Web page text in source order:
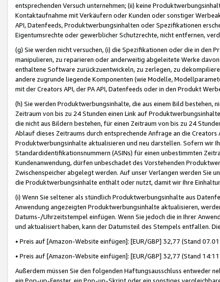
entsprechenden Versuch unternehmen; (ii) keine
Kontaktaufnahme mit Verkäufern oder Kunden oder sonstiger
API, Datenfeeds, Produktwerbungsinhalten oder Spezifikationen
Eigentumsrechte oder gewerblicher Schutzrechte, nicht entfernen,
(g) Sie werden nicht versuchen, (i) die Spezifikationen oder die in
manipulieren, zu reparieren oder anderweitig abgeleitete Werke
enthaltene Software zurückzuentwickeln, zu zerlegen, zu
andere zugrunde liegende Komponenten (wie Modelle,
mit der Creators API, der PA API, Datenfeeds oder in den Produkt
(h) Sie werden Produktwerbungsinhalte, die aus einem Bild bestehen,
Zeitraum von bis zu 24 Stunden einen Link auf
die nicht aus Bildern bestehen, für einen Zeitraum von bis zu 24
Ablauf dieses Zeitraums durch entsprechende Anfrage an die
Produktwerbungsinhalte aktualisieren und neu darstellen. Sofern wir
Standardidentifikationsnummern (ASINs) für einen unbestimmten
Kundenanwendung, dürfen unbeschadet des Vorstehenden
Zwischenspeicher abgelegt werden. Auf unser Verlangen werden Sie
die Produktwerbungsinhalte enthält oder nutzt, damit wir Ihre
(i) Wenn Sie seltener als stündlich Produktwerbungsinhalte aus
Anwendung angezeigten Produktwerbungsinhalte aktualisieren,
Datums-/Uhrzeitstempel einfügen. Wenn Sie jedoch die in Ihrer
und aktualisiert haben, kann der Datumsteil des Stempels entfallen.
• Preis auf [Amazon-Website einfügen]: [EUR/GBP] 32,77 (Stand
• Preis auf [Amazon-Website einfügen]: [EUR/GBP] 32,77 (Stand
Außerdem müssen Sie den folgenden Haftungsausschluss entweder
ein Pop-up-Fenster, ein Pop-up-Skript oder ein sonstiges